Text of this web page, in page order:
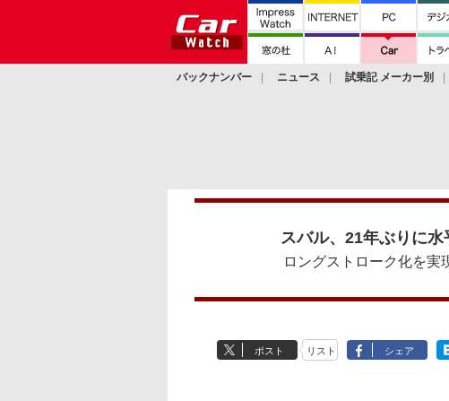
バックナンバー ニュース 試乗記 メーカー別
スバル、21年ぶりに
ロングストローク化を実
ポスト リスト シェア